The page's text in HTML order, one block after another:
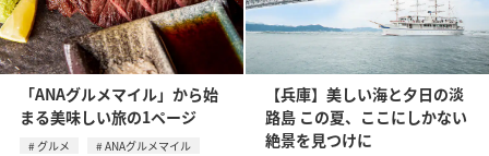
「ANAグルメマイル」から始
まる美味しい旅の1ページ
グルメ
ANAグルメマイル
【兵庫】美しい海と夕日の淡
路島 この夏、ここにしかない
絶景を見つけに